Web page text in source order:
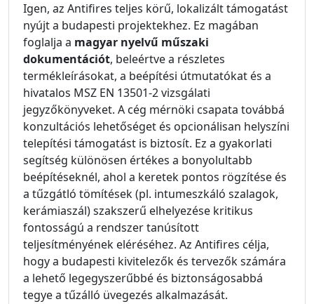
Igen, az Antifires teljes körű, lokalizált támogatást
nyújt a budapesti projektekhez. Ez magában
foglalja a magyar nyelvű műszaki
dokumentációt, beleértve a részletes
termékleírásokat, a beépítési útmutatókat és a
hivatalos MSZ EN 13501-2 vizsgálati
jegyzőkönyveket. A cég mérnöki csapata továbbá
konzultációs lehetőséget és opcionálisan helyszíni
telepítési támogatást is biztosít. Ez a gyakorlati
segítség különösen értékes a bonyolultabb
beépítéseknél, ahol a keretek pontos rögzítése és
a tűzgátló tömítések (pl. intumeszkáló szalagok,
kerámiaszál) szakszerű elhelyezése kritikus
fontosságú a rendszer tanúsított
teljesítményének eléréséhez. Az Antifires célja,
hogy a budapesti kivitelezők és tervezők számára
a lehető legegyszerűbbé és biztonságosabbá
tegye a tűzálló üvegezés alkalmazását.